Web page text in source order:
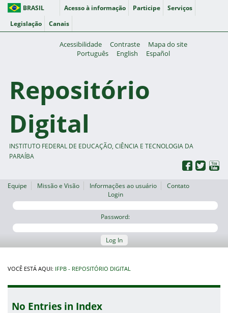
BRASIL Acesso à informação Participe
Serviços
Legislação
Canais
Acessibilidade Contraste
Mapa do site
Português
English Español
Repositório
Digital
INSTITUTO FEDERAL DE EDUCAÇÃO, CIÊNCIA E TECNOLOGIA DA
PARAÍBA
Equipe Missão e Visão Informações ao usuário
Contato
Login
Password:
Log In
VOCÊ ESTÁ AQUI: IFPB - REPOSITÓRIO DIGITAL
No Entries in Index